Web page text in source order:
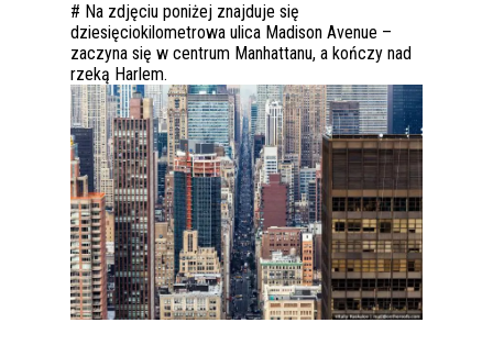
# Na zdjęciu poniżej znajduje się
dziesięciokilometrowa ulica Madison Avenue –
zaczyna się w centrum Manhattanu, a kończy nad
rzeką Harlem.